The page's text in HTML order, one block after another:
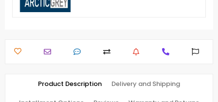
Product Description Delivery and Shipping